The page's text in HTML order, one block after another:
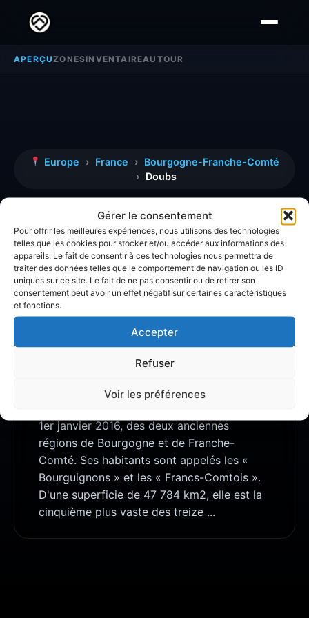
Gérer le consentement
Pour offrir les meilleures expériences, nous utilisons des technologies
telles que les cookies pour stocker et/ou accéder aux informations des
appareils. Le fait de consentir à ces technologies nous permettra de
traiter des données telles que le comportement de navigation ou les ID
uniques sur ce site. Le fait de ne pas consentir ou de retirer son
consentement peut avoir un effet négatif sur certaines caractéristiques
et fonctions.
Accepter
Refuser
Voir les préférences
APERÇUZONESINVENTAIREAUTOUR
Europe › France ›
Bourgogne-Franche-Comté
› Doubs
Doubs
Découvrez toutes les informations, avis et
analyses détaillées concernant la zoneDoubs
À PROPOS DE DOUBS
La Bourgogne-Franche-Comté (parfois
située dans le quart nord-est de la France.
1er janvier 2016, des deux anciennes
régions de Bourgogne et de Franche-
Comté. Ses habitants sont appelés les «
Bourguignons » et les « Francs-Comtois ».
D'une superficie de 47 784 km2, elle est la
cinquième plus vaste des treize ...